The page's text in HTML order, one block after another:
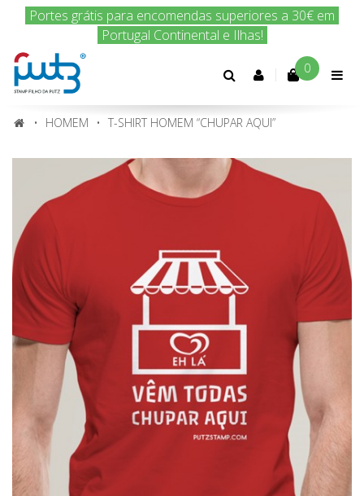
Encomenda hoje e nós enviamos amanhã!
Conta 0
HOMEM T-SHIRT HOMEM “CHUPAR AQUI”